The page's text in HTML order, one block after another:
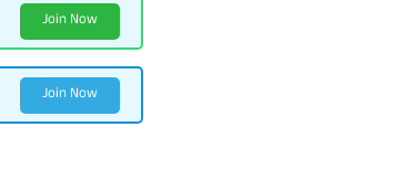
Join Now
Join Now